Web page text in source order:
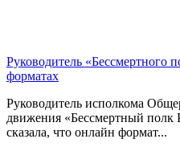
Руководитель «Бессмертного
форматах
Руководитель исполкома
движения «Бессмертный полк
сказала, что онлайн формат...